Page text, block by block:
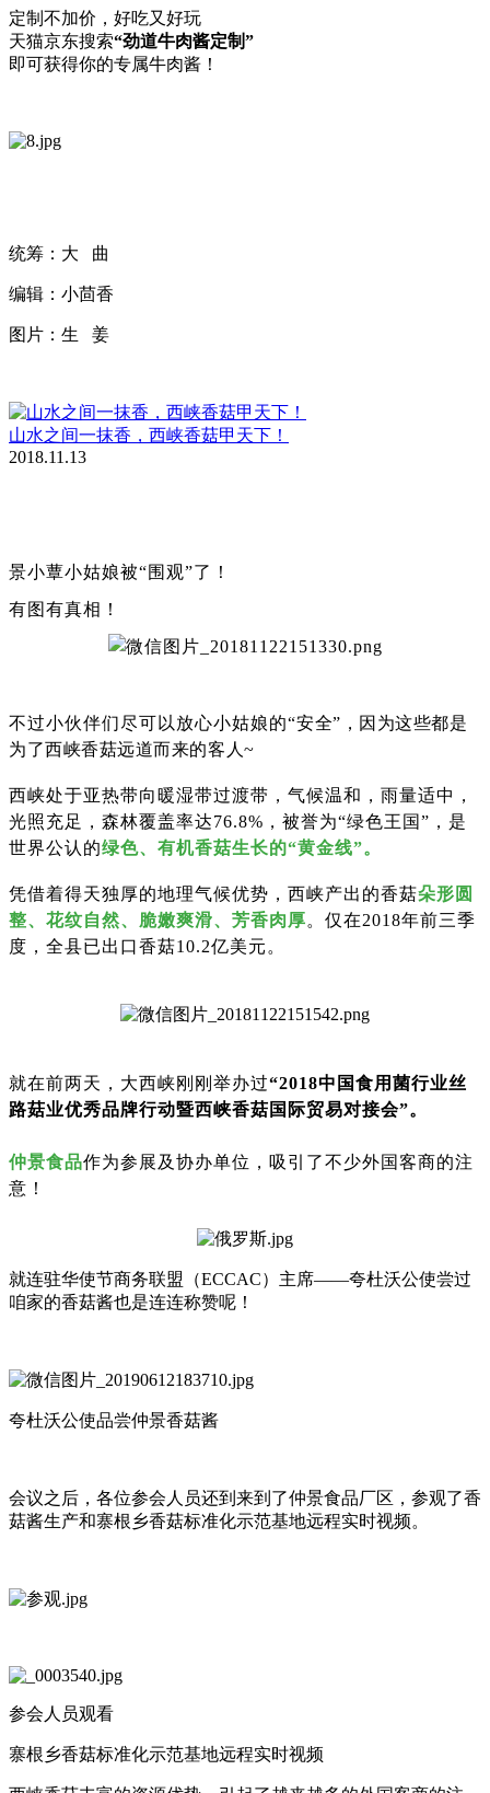
定制不加价，好吃又好玩
天猫京东搜索“劲道牛肉酱定制”
即可获得你的专属牛肉酱！
统筹：大 曲
编辑：小茴香
图片：生 姜
山水之间一抹香，西峡香菇甲天下！
2018.11.13
景小蕈小姑娘被“围观”了！
有图有真相！
不过小伙伴们尽可以放心小姑娘的“安全”，因为这些都是
为了西峡香菇远道而来的客人~
西峡处于亚热带向暖湿带过渡带，气候温和，雨量适中，
光照充足，森林覆盖率达76.8%，被誉为“绿色王国”，是
世界公认的绿色、 有机香菇生长的“黄金线”。
凭借着得天独厚的地理气候优势，西峡产出的香菇朵形圆
整、花纹自然、脆嫩爽滑、芳香肉厚。仅在2018年前三季
度，全县已出口香菇10.2亿美元。
就在前两天，大西峡刚刚举办过“2018中国食用菌行业丝
路菇业优秀品牌行动暨西峡香菇国际贸易对接会”。
仲景食品作为参展及协办单位，吸引了不少外国客商的注
意！
就连驻华使节商务联盟（ECCAC）主席——夸杜沃公使尝过
咱家的香菇酱也是连连称赞呢！
夸杜沃公使品尝仲景香菇酱
会议之后，各位参会人员还到来到了仲景食品厂区，参观了香
菇酱生产和寨根乡香菇标准化示范基地远程实时视频。
参会人员观看
寨根乡香菇标准化示范基地远程实时视频